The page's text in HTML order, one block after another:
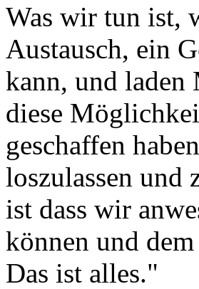
Was wir tun ist,
Austausch, ein
kann, und laden
diese
geschaffen
loszulassen und
ist dass wir
können und
Das ist alles."